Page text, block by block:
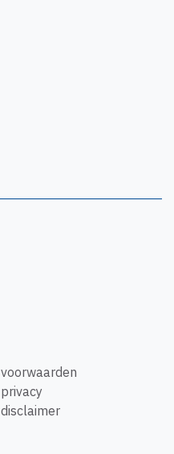
voorwaarden
privacy
disclaimer